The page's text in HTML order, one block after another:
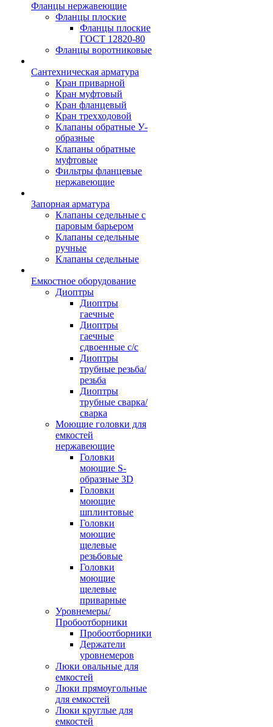
Фланцы нержавеющие
Фланцы плоские
Фланцы плоские
ГОСТ 12820-80
Фланцы воротниковые
Сантехническая арматура
Кран приварной
Кран муфтовый
Кран фланцевый
Кран трехходовой
Клапаны обратные У-
образные
Клапаны обратные
муфтовые
Фильтры фланцевые
нержавеющие
Запорная арматура
Клапаны седельные с
паровым барьером
Клапаны седельные
ручные
Клапаны седельные
Емкостное оборудование
Диоптры
Диоптры
гаечные
Диоптры
гаечные
сдвоенные c/c
Диоптры
трубные резьба/
резьба
Диоптры
трубные сварка/
сварка
Моющие головки для
емкостей
нержавеющие
Головки
моющие S-
образные 3D
Головки
моющие
шплинтовые
Головки
моющие
щелевые
резьбовые
Головки
моющие
щелевые
приварные
Уровнемеры/
Пробоотборники
Пробоотборники
Держатели
уровнемеров
Люки овальные для
емкостей
Люки прямоугольные
для емкостей
Люки круглые для
емкостей